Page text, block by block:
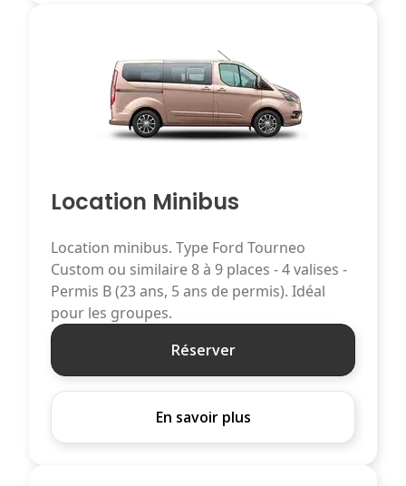
Location Minibus
Location minibus. Type Ford Tourneo
Custom ou similaire 8 à 9 places - 4 valises -
Permis B (23 ans, 5 ans de permis). Idéal
pour les groupes.
Réserver
En savoir plus